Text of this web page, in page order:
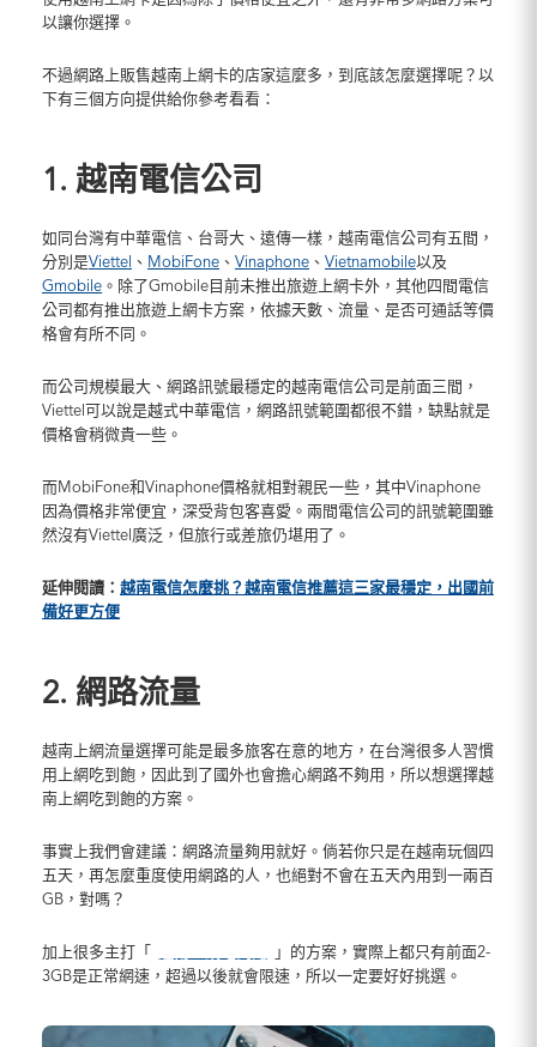
以讓你選擇。
不過網路上販售越南上網卡的店家這麼多，到底該怎麼選擇呢？以
下有三個方向提供給你參考看看：
1. 越南電信公司
如同台灣有中華電信、台哥大、遠傳一樣，越南電信公司有五間，
分別是Viettel 、 MobiFone 、 Vinaphone 、 Vietnamobile以及
Gmobile 。除了Gmobile目前未推出旅遊上網卡外，其他四間電信
公司都有推出旅遊上網卡方案，依據天數、流量、是否可通話等價
格會有所不同。
而公司規模最大、網路訊號最穩定的越南電信公司是前面三間，
Viettel可以說是越式中華電信，網路訊號範圍都很不錯，缺點就是
價格會稍微貴一些。
而MobiFone和Vinaphone價格就相對親民一些，其中Vinaphone
因為價格非常便宜，深受背包客喜愛。兩間電信公司的訊號範圍雖
然沒有Viettel廣泛，但旅行或差旅仍堪用了。
延伸閱讀： 越南電信怎麼挑？越南電信推薦這三家最穩定，出國前
備好更方便
2. 網路流量
越南上網流量選擇可能是最多旅客在意的地方，在台灣很多人習慣
用上網吃到飽，因此到了國外也會擔心網路不夠用，所以想選擇越
南上網吃到飽的方案。
事實上我們會建議：網路流量夠用就好。倘若你只是在越南玩個四
五天，再怎麼重度使用網路的人，也絕對不會在五天內用到一兩百
GB，對嗎？
加上很多主打「
」的方案，實際上都只有前面2-
3GB是正常網速，超過以後就會限速，所以一定要好好挑選。